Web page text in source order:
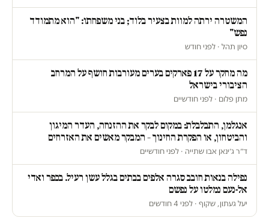
המשטרה ירתה למוות בצעיר בלוד; בני משפחתו: "הוא מתמודד
נפש"
סיון תהל · לפני חודש
מה מחקר על 17 פארקים בערים מעורבות חושף על המרחב
הציבורי בישראל
מתן פלום · לפני חודשיים
אנגלמן, התבלבלת: במקום לבקר את ההזנחה, העדר המיגון
והביטחון, או הפקרת החינוך – המבקר מאשים את האזרחים
ד״ר ג׳ינאן אבו שתייה · לפני חודשיים
נפילה בנאות חובב סגרה אלפים בבתים בגלל עשן רעיל. בכפר ואדי
אל-נעם נמלטו על נפשם
יעל געתון, שקוף · לפני 4 חודשים